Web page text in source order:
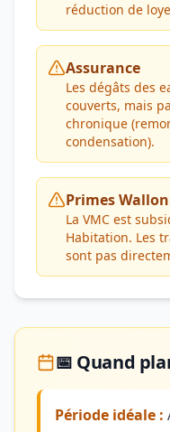
réduction de
Assurance
Les dégâts des
couverts, mais
chronique
condensation).
Primes
La VMC est
Habitation. Les
sont pas
📅 Quand
Période idéale :